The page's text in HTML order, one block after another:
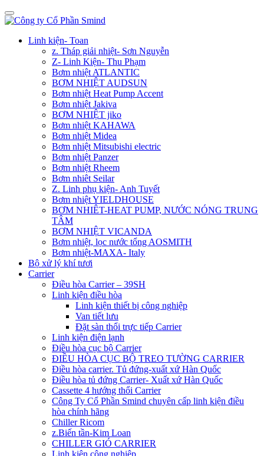
Linh kiện- Toan
z. Tháp giải nhiệt- Sơn Nguyễn
Z- Linh Kiện- Thu Phạm
Bơm nhiệt ATLANTIC
BƠM NHIỆT AUDSUN
Bơm nhiệt Heat Pump Accent
Bơm nhiệt Jakiva
BƠM NHIỆT jiko
Bơm nhiệt KAHAWA
Bơm nhiệt Midea
Bơm nhiệt Mitsubishi electric
Bơm nhiệt Panzer
Bơm nhiệt Rheem
Bơm nhiêt Seilar
Z. Linh phụ kiện- Anh Tuyết
Bơm nhiệt YIELDHOUSE
BƠM NHIÊT-HEAT PUMP, NƯỚC NÓNG TRUNG
TÂM
BƠM NHIỆT VICANDA
Bơm nhiệt, lọc nước tổng AOSMITH
Bơm nhiệt-MAXA- Italy
Bộ xử lý khí tươi
Carrier
Điều hòa Carrier – 39SH
Linh kiện điều hòa
Linh kiện thiết bị công nghiệp
Van tiết lưu
Đặt sàn thổi trực tiếp Carrier
Linh kiện điện lạnh
Điều hòa cục bộ Carrier
ĐIỀU HÒA CỤC BỘ TREO TƯỜNG CARRIER
Điều hòa carrier. Tủ đứng-xuất xứ Hàn Quốc
Điều hòa tủ đứng Carrier- Xuất xứ Hàn Quốc
Cassette 4 hướng thổi Carrier
Công Ty Cổ Phần Smind chuyên cấp linh kiện điều
hòa chính hãng
Chiller Ricom
z.Biến tần-Kim Loan
CHILLER GIÓ CARRIER
Linh kiện công nghiệp